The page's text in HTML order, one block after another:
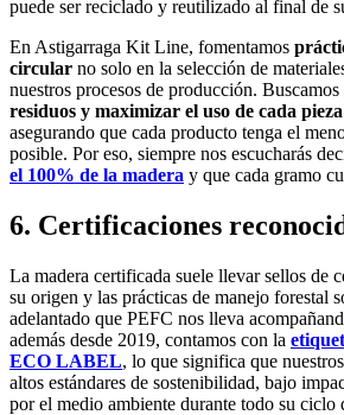
puede ser reciclado y reutilizado al final de
En Astigarraga Kit Line, fomentamos
circular no solo en la selección de
nuestros procesos de producción. Buscamos
residuos y maximizar el uso de cada
asegurando que cada producto tenga el
posible. Por eso, siempre nos escucharás
el 100% de la madera y que cada gramo
6. Certificaciones
La madera certificada suele llevar sellos de
su origen y las prácticas de manejo forestal
adelantado que PEFC nos lleva
además desde 2019, contamos con la
ECO LABEL, lo que significa que
altos estándares de sostenibilidad, bajo
por el medio ambiente durante todo su ciclo